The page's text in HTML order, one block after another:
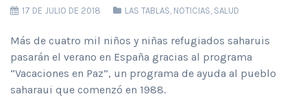
17 DE JULIO DE 2018 LAS TABLAS, NOTICIAS, SALUD
Más de cuatro mil niños y niñas refugiados saharuis
pasarán el verano en España gracias al programa
“Vacaciones en Paz”, un programa de ayuda al pueblo
saharaui que comenzó en 1988.